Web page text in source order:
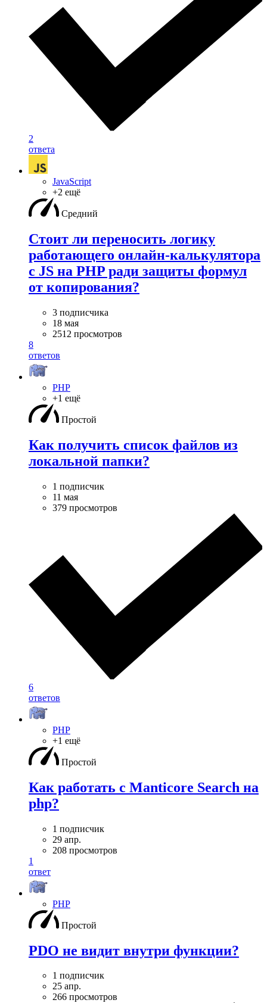
2
ответа
JavaScript
+2 ещё
Средний
Стоит ли переносить логику
работающего онлайн-калькулятора
с JS на PHP ради защиты формул
от копирования?
3 подписчика
18 мая
2512 просмотров
8
ответов
PHP
+1 ещё
Простой
Как получить список файлов из
локальной папки?
1 подписчик
11 мая
379 просмотров
6
ответов
PHP
+1 ещё
Простой
Как работать с Manticore Search на
php?
1 подписчик
29 апр.
208 просмотров
1
ответ
PHP
Простой
PDO не видит внутри функции?
1 подписчик
25 апр.
266 просмотров